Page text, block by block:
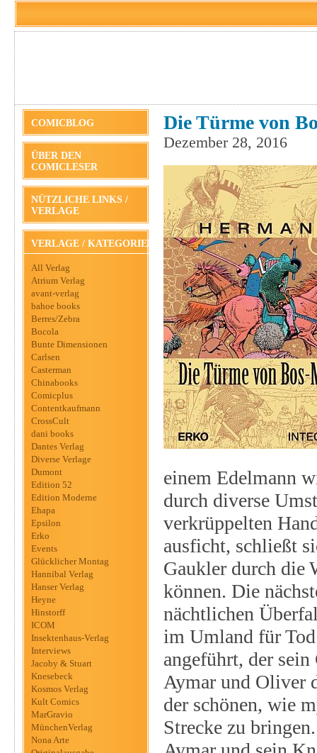
COMICBLOG
ÜBER DEN
COMICLESER
NÜTZLICHE LINKS /
VERLAGE
VERLAGE / KATEGORIEN
All Verlag
Atrium Verlag
avant-verlag
bahoe books
Berres/Zebra
Bocola
Bunte Dimensionen
Carlsen
Casterman
Chinabooks
Comicplus
Contentkaufmann
CrossCult
dani books
Dantes Verlag
Diverse Verlage
Dumont
Edition 52
Edition Moderne
Ehapa
Epsilon
Erko
Events
Glücklicher Montag
Hannibal Verlag
Hanser Verlag
Heyne
Hinstorff
ICOM
Insektenhaus-Verlag
Interviews
Jacoby & Stuart
Knesebeck
Kosmos Verlag
Kult Comics
MarGravio
MünchenVerlag
Nona Arte
Die Türme von
Dezember 28, 2016
einem Edelmann
durch diverse
verkrüppelten
ausficht, schließt
Gaukler durch die
können. Die
nächtlichen
im Umland für
angeführt, der
Aymar und Oliver
der schönen, wie
Strecke zu